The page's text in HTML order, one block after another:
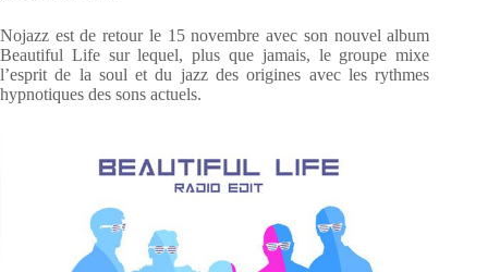
Nojazz est de retour le 15 novembre avec son nouvel album
Beautiful Life sur lequel, plus que jamais, le groupe mixe
l’esprit de la soul et du jazz des origines avec les rythmes
hypnotiques des sons actuels.